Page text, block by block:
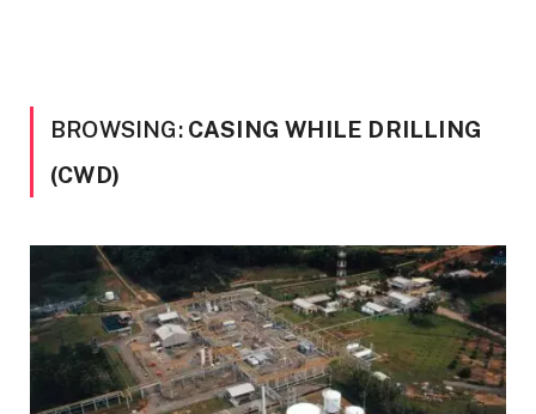
BROWSING: CASING WHILE DRILLING
(CWD)